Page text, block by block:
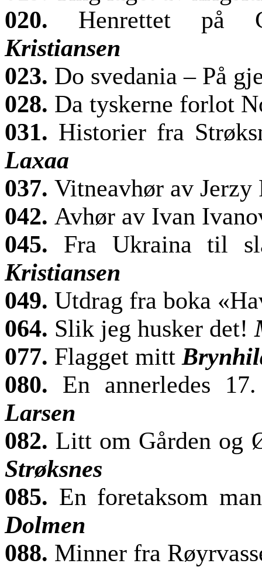
020. Henrettet på
Kristiansen
023. Do svedania – På
028. Da tyskerne forlot
031. Historier fra
Laxaa
037. Vitneavhør av Jerzy
042. Avhør av Ivan
045. Fra Ukraina til
Kristiansen
049. Utdrag fra boka
064. Slik jeg husker det!
077. Flagget mitt
080. En annerledes
Larsen
082. Litt om Gården og
Strøksnes
085. En foretaksom
Dolmen
088. Minner fra